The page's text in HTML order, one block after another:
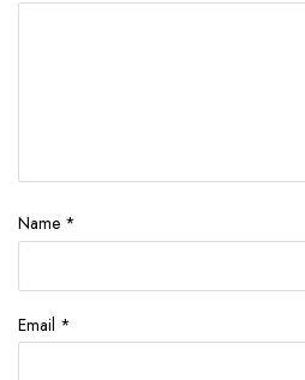
Name *
Email *